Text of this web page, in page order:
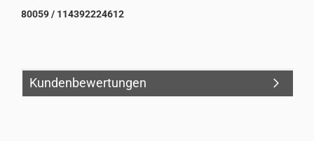
80059 / 114392224612
Kundenbewertungen